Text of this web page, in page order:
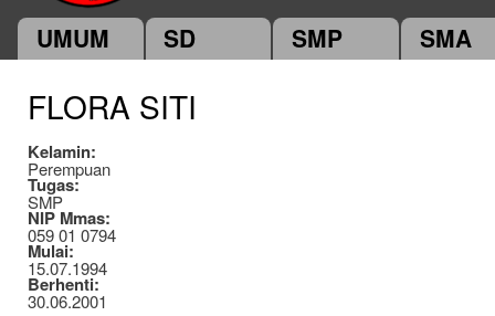
Main menu
UMUM SD SMP SMA
FLORA SITI
Kelamin:
Perempuan
Tugas:
SMP
NIP Mmas:
059 01 0794
Mulai:
15.07.1994
Berhenti:
30.06.2001